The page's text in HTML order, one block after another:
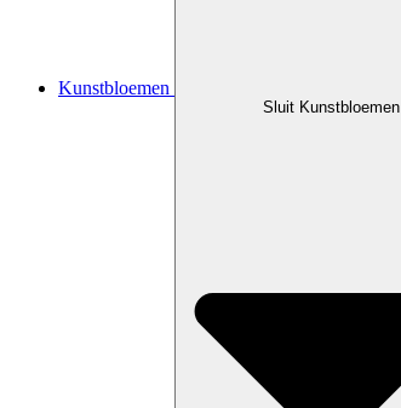
Kunstbloemen
Sluit Kunstbloemen